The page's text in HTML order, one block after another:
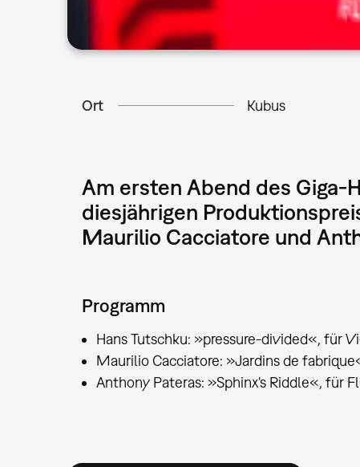
Ort Kubus
Am ersten Abend des
diesjährigen
Maurilio Cacciatore und
Programm
Hans Tutschku: »pressure-divided«, für
Maurilio Cacciatore: »Jardins de
Anthony Pateras: »Sphinx's Riddle«, für